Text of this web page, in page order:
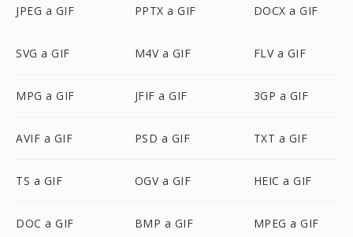
JPEG a GIF PPTX a GIF DOCX a GIF
SVG a GIF M4V a GIF FLV a GIF
MPG a GIF JFIF a GIF 3GP a GIF
AVIF a GIF PSD a GIF TXT a GIF
TS a GIF OGV a GIF HEIC a GIF
DOC a GIF BMP a GIF MPEG a GIF